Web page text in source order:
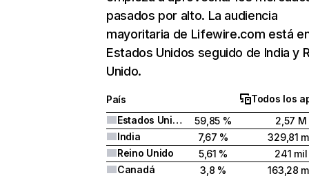
pasados por alto. La audiencia
mayoritaria de Lifewire.com está
Estados Unidos seguido de India y
Unido.
País
Todos los
Estados Unidos
59,85 %
2,57 M
India
7,67 %
329,81
Reino Unido
5,61 %
241 mil
Canadá
3,8 %
163,28